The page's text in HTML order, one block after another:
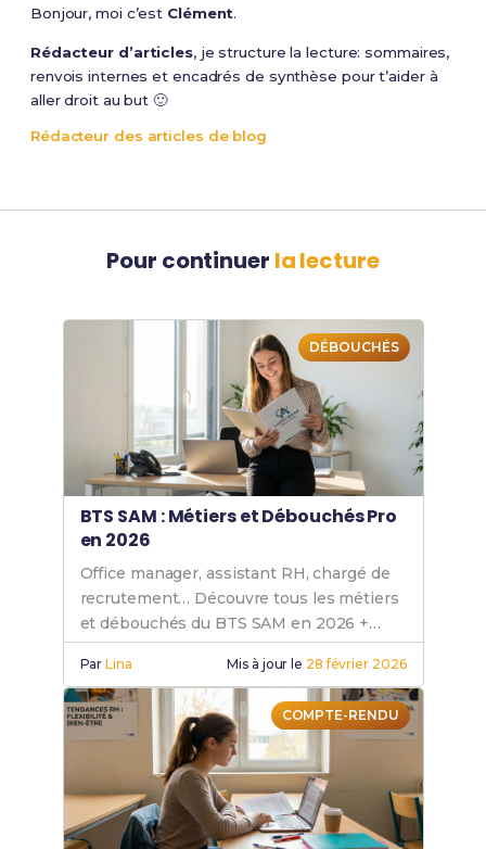
Bonjour, moi c’est Clément.
Rédacteur d’articles, je structure la lecture: sommaires,
renvois internes et encadrés de synthèse pour t’aider à
aller droit au but 🙂
Rédacteur des articles de blog
Pour continuer la lecture
DÉBOUCHÉS
BTS SAM : Métiers et Débouchés Pro
en 2026
Office manager, assistant RH, chargé de
recrutement… Découvre tous les métiers
et débouchés du BTS SAM en 2026 +
salaires et taux d'insertion réels.
ParLina Mis à jour le 28 février 2026
COMPTE-RENDU